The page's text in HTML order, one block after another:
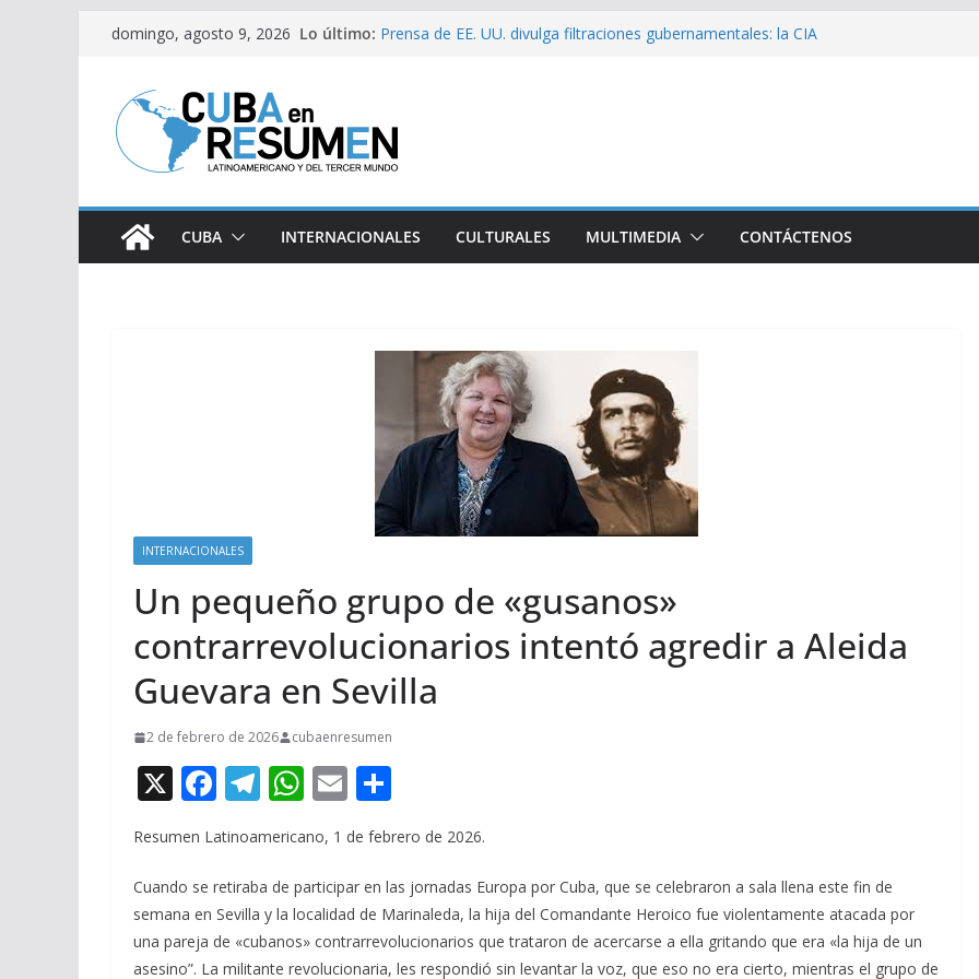
Saltar
contenido
domingo, agosto 9, 2026 Lo último: Prensa de EE. UU. divulga filtraciones gubernamentales: la CIA
lugares de impacto para el país
Fernández de Cossío sobre EE. UU.: ¿Será real el miedo?
CUBA INTERNACIONALES CULTURALES MULTIMEDIA CONTÁCTENOS
INTERNACIONALES
Un pequeño grupo de «gusanos»
contrarrevolucionarios intentó agredir a Aleida
Guevara en Sevilla
2 de febrero de 2026 cubaenresumen
X F
e
b
o
o
T
e
gr
a
m
W
at
s
A
p
E
m
ai
l
m
p
ar
ti
Resumen Latinoamericano, 1 de febrero de 2026.
Cuando se retiraba de participar en las jornadas Europa por Cuba, que se celebraron a sala llena este fin de
semana en Sevilla y la localidad de Marinaleda, la hija del Comandante Heroico fue violentamente atacada por
una pareja de «cubanos» contrarrevolucionarios que trataron de acercarse a ella gritando que era «la hija de un
asesino”. La militante revolucionaria, les respondió sin levantar la voz, que eso no era cierto, mientras el grupo de